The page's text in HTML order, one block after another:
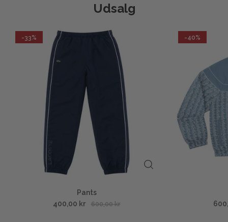
Udsalg
-33%
Pants
400,00 kr
600,00 kr
-40%